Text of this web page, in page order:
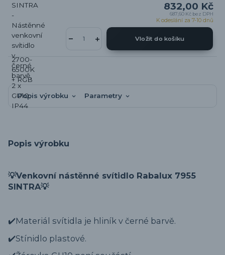
832,00 Kč
687,60 Kč bez DPH
K odeslání za 7-10 dnů
Vložit do košíku
Popis výrobku Parametry
Popis výrobku
💡Venkovní nástěnné svítidlo Rabalux 7955
SINTRA💡
✔️Materiál svítidla je hliník v černé barvě.
✔️Stínidlo plastové.